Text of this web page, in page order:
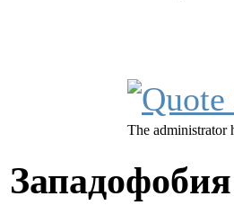
The administrator
Западофобия